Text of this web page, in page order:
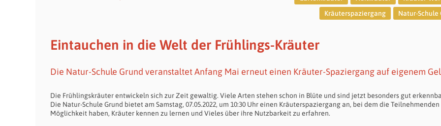
Kräuterspaziergang
Natur-Schule
Eintauchen in die Welt der Frühlings-Kräuter
Die Natur-Schule Grund veranstaltet Anfang Mai erneut einen Kräuter-Spaziergang auf eigenem
Die Frühlingskräuter entwickeln sich zur Zeit gewaltig. Viele Arten stehen schon in Blüte und sind jetzt besonders gut
Die Natur-Schule Grund bietet am Samstag, 07.05.2022, um 10:30 Uhr einen Kräuterspaziergang an, bei dem die
Möglichkeit haben, Kräuter kennen zu lernen und Vieles über ihre Nutzbarkeit zu erfahren.